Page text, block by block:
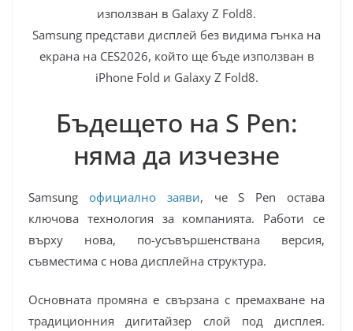
Samsung представи дисплей без видима гънка на
екрана на CES2026, който ще бъде използван в
iPhone Fold и Galaxy Z Fold8.
Бъдещето на S Pen:
няма да изчезне
Samsung официално заяви, че S Pen остава
ключова технология за компанията. Работи се
върху нова, по-усъвършенствана версия,
съвместима с нова дисплейна структура.
Основната промяна е свързана с премахване на
традиционния дигитайзер слой под дисплея.